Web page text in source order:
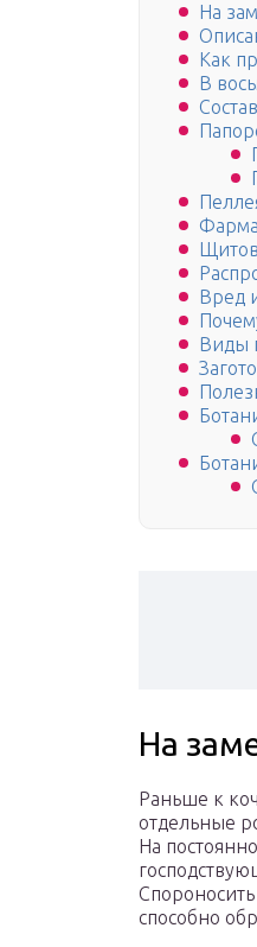
На
Как
В
Вред
Виды
На
Раньше к
отдельные
На
способно